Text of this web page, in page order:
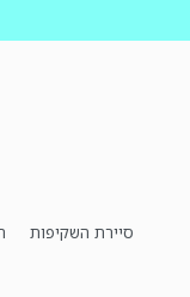
סיירת השקיפות